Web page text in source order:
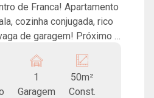
Apartamento
cozinha conjugada, rico
garagem! Próximo a
energia da área
cabo, internet e camareira!!
1
Garagem
50m²
Const.